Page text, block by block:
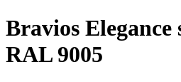
Bravios
RAL 9005